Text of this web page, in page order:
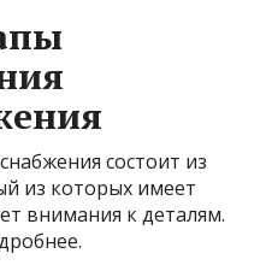
состоит из
из которых имеет
внимания к деталям.